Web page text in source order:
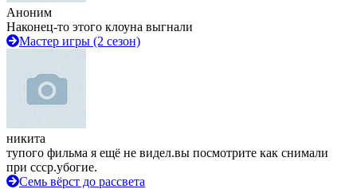
Аноним
Наконец-то этого клоуна выгнали
Мастер игры (2 сезон)
никита
тупого фильма я ещё не видел.вы посмотрите как снимали
при ссср.убогие.
Семь вёрст до рассвета